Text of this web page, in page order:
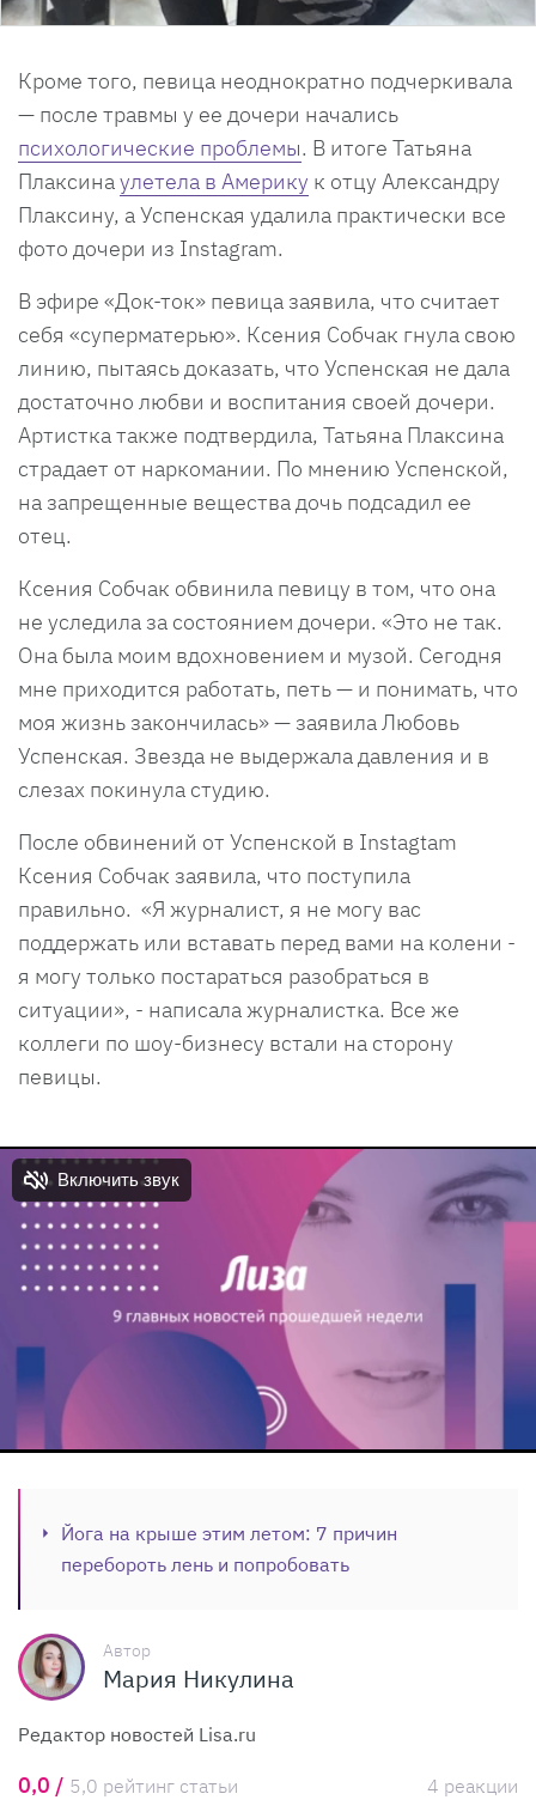
Кроме того, певица неоднократно подчеркивала
— после травмы у ее дочери начались
психологические проблемы. В итоге Татьяна
Плаксинаулетела в Америку к отцу Александру
Плаксину, а Успенская удалила практически все
фото дочери из Instagram.
В эфире «Док-ток» певица заявила, что считает
себя «суперматерью». Ксения Собчак гнула свою
линию, пытаясь доказать, что Успенская не дала
достаточно любви и воспитания своей дочери.
Артистка также подтвердила, Татьяна Плаксина
страдает от наркомании. По мнению Успенской,
на запрещенные вещества дочь подсадил ее
отец.
Ксения Собчак обвинила певицу в том, что она
не уследила за состоянием дочери. «Это не так.
Она была моим вдохновением и музой. Сегодня
мне приходится работать, петь — и понимать, что
моя жизнь закончилась» — заявила Любовь
Успенская. Звезда не выдержала давления и в
слезах покинула студию.
После обвинений от Успенской в Instagtam
Ксения Собчак заявила, что поступила
правильно. «Я журналист, я не могу вас
поддержать или вставать перед вами на колени -
я могу только постараться разобраться в
ситуации», - написала журналистка. Все же
коллеги по шоу-бизнесу встали на сторону
певицы.
Йога на крыше этим летом: 7 причин
перебороть лень и попробовать
Автор
Мария Никулина
Редактор новостей Lisa.ru
0,0 / 5,0 рейтинг статьи 4 реакции